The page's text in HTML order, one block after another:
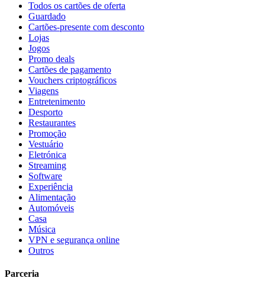
Todos os cartões de oferta
Guardado
Cartões-presente com desconto
Lojas
Jogos
Promo deals
Cartões de pagamento
Vouchers criptográficos
Viagens
Entretenimento
Desporto
Restaurantes
Promoção
Vestuário
Eletrónica
Streaming
Software
Experiência
Alimentação
Automóveis
Casa
Música
VPN e segurança online
Outros
Parceria